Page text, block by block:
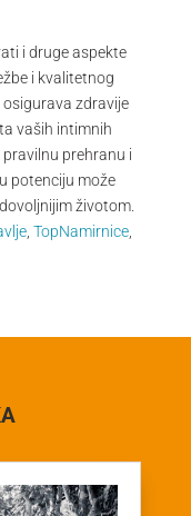
i druge aspekte
i kvalitetnog
zdravije
vaših intimnih
prehranu i
potenciju može
životom.
, TopNamirnice,